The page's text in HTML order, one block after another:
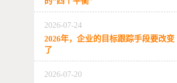
2026-07-24
2026年，企业的目标跟踪手段要改变
了
2026-07-20